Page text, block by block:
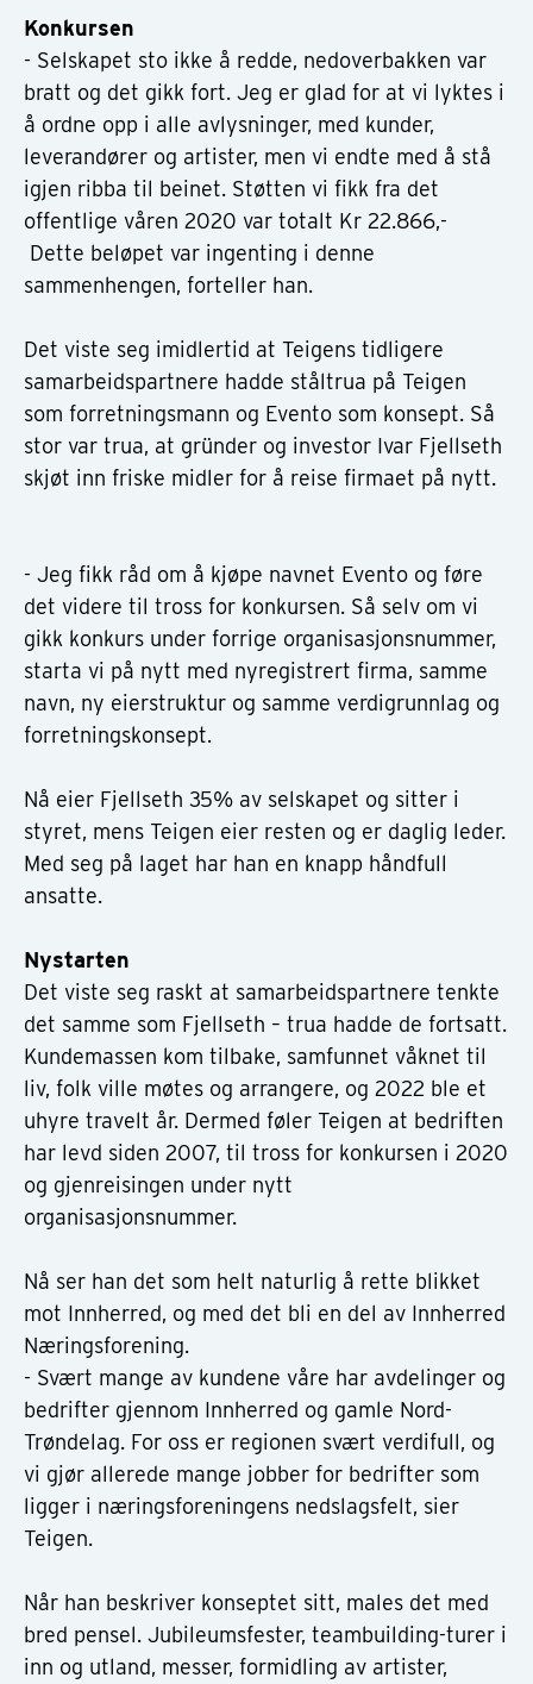
Konkursen
- Selskapet sto ikke å redde, nedoverbakken var
bratt og det gikk fort. Jeg er glad for at vi lyktes i
å ordne opp i alle avlysninger, med kunder,
leverandører og artister, men vi endte med å stå
igjen ribba til beinet. Støtten vi fikk fra det
offentlige våren 2020 var totalt Kr 22.866,-
Dette beløpet var ingenting i denne
sammenhengen, forteller han.
Det viste seg imidlertid at Teigens tidligere
samarbeidspartnere hadde ståltrua på Teigen
som forretningsmann og Evento som konsept. Så
stor var trua, at gründer og investor Ivar Fjellseth
skjøt inn friske midler for å reise firmaet på nytt.
- Jeg fikk råd om å kjøpe navnet Evento og føre
det videre til tross for konkursen. Så selv om vi
gikk konkurs under forrige organisasjonsnummer,
starta vi på nytt med nyregistrert firma, samme
navn, ny eierstruktur og samme verdigrunnlag og
forretningskonsept.
Nå eier Fjellseth 35% av selskapet og sitter i
styret, mens Teigen eier resten og er daglig leder.
Med seg på laget har han en knapp håndfull
ansatte.
Nystarten
Det viste seg raskt at samarbeidspartnere tenkte
det samme som Fjellseth – trua hadde de fortsatt.
Kundemassen kom tilbake, samfunnet våknet til
liv, folk ville møtes og arrangere, og 2022 ble et
uhyre travelt år. Dermed føler Teigen at bedriften
har levd siden 2007, til tross for konkursen i 2020
og gjenreisingen under nytt
organisasjonsnummer.
Nå ser han det som helt naturlig å rette blikket
mot Innherred, og med det bli en del av Innherred
Næringsforening.
- Svært mange av kundene våre har avdelinger og
bedrifter gjennom Innherred og gamle Nord-
Trøndelag. For oss er regionen svært verdifull, og
vi gjør allerede mange jobber for bedrifter som
ligger i næringsforeningens nedslagsfelt, sier
Teigen.
Når han beskriver konseptet sitt, males det med
bred pensel. Jubileumsfester, teambuilding-turer i
inn og utland, messer, formidling av artister,